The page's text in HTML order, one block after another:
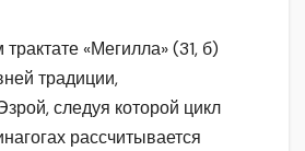
«Мегилла» (31, б)
традиции,
следуя которой цикл
рассчитывается